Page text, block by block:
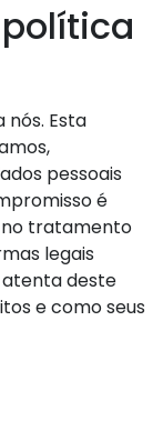
Esta
pessoais
é
tratamento
legais
atenta deste
e como seus